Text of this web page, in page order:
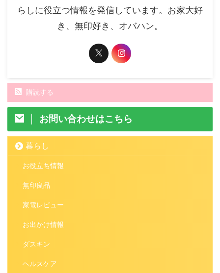
らしに役立つ情報を発信しています。お家大好
き、無印好き、オバハン。
購読する
お問い合わせはこちら
暮らし
お役立ち情報
無印良品
家電レビュー
お出かけ情報
ダスキン
ヘルスケア